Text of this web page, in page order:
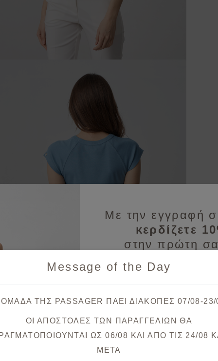
Εναλλακτικές προτάσεις
Με την εγγραφή
κερδίζετε
στην πρώτη
Θα λάβετε το κουπόνι στο
Message of the Day
ΤΗΣ PASSAGER ΠΑΕΙ ΔΙΑΚΟΠΕΣ 07/08-23/
ΟΙ ΑΠΟΣΤΟΛΕΣ ΤΩΝ ΠΑΡΑΓΓΕΛΙΩΝ ΘΑ
ΩΣ 06/08 ΚΑΙ ΑΠΟ ΤΙΣ 24/08
META